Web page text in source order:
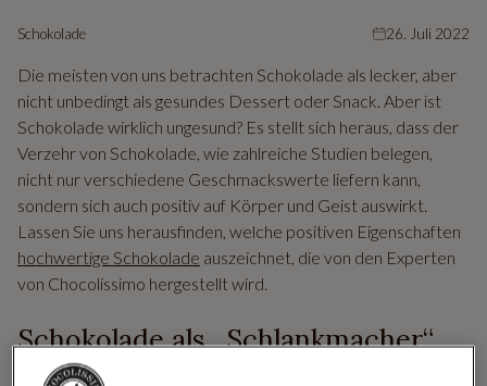
Schokolade 26. Juli 2022
Die meisten von uns betrachten Schokolade als lecker, aber
nicht unbedingt als gesundes Dessert oder Snack. Aber ist
Schokolade wirklich ungesund? Es stellt sich heraus, dass der
Verzehr von Schokolade, wie zahlreiche Studien belegen,
nicht nur verschiedene Geschmackswerte liefern kann,
sondern sich auch positiv auf Körper und Geist auswirkt.
Lassen Sie uns herausfinden, welche positiven Eigenschaften
hochwertige Schokolade auszeichnet, die von den Experten
von Chocolissimo hergestellt wird.
Schokolade als „Schlankmacher“
Die Vorteile des Schokoladen-Verzehrs überraschen. Laut